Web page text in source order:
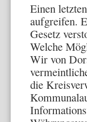
Einen
aufgreifen.
Gesetz
Welche
Wir von
die